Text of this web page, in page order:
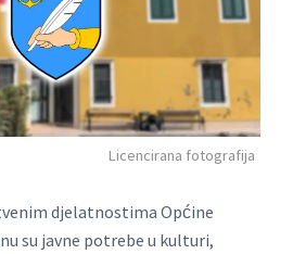
Licencirana fotografija
djelatnostima Općine
su javne potrebe u kulturi,